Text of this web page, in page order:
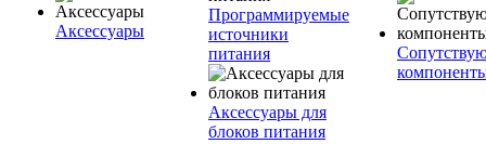
Аксессуары
Программируемые
источники
питания
Аксессуары для
блоков питания